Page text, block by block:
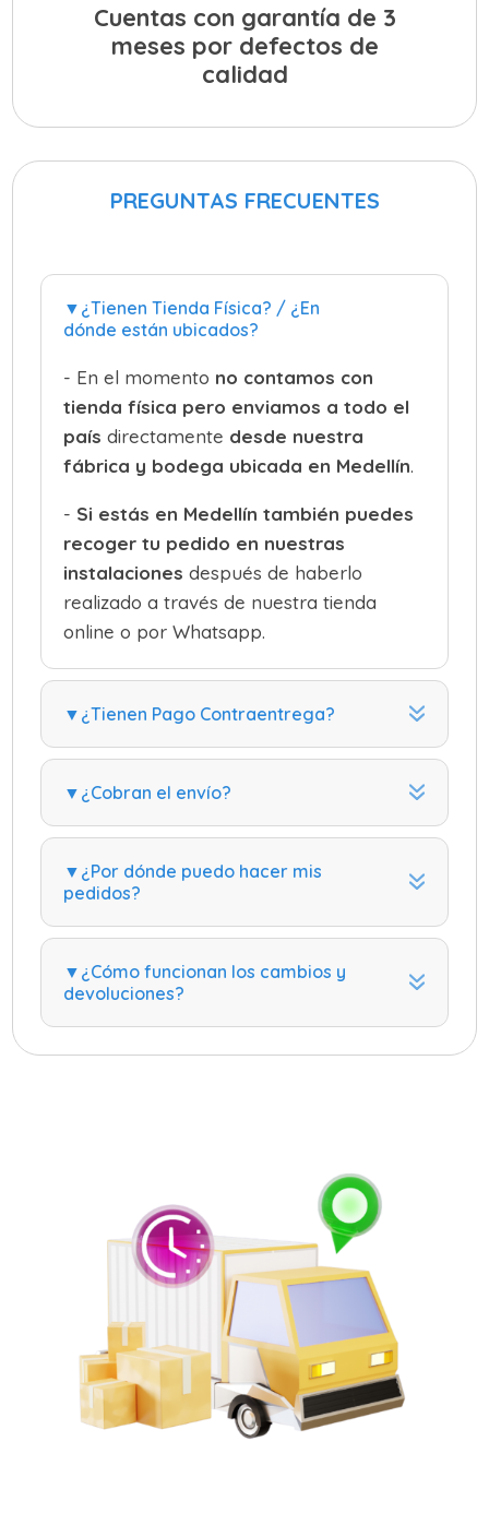
Cuentas con garantía de 3
meses por defectos de
calidad
PREGUNTAS FRECUENTES
▼¿Tienen Tienda Física? / ¿En
dónde están ubicados?
- En el momento no contamos con
tienda física pero enviamos a todo el
país directamente desde nuestra
fábrica y bodega ubicada en Medellín.
- Si estás en Medellín también puedes
recoger tu pedido en nuestras
instalaciones después de haberlo
realizado a través de nuestra tienda
online o por Whatsapp.
▼¿Tienen Pago Contraentrega?
▼¿Cobran el envío?
▼¿Por dónde puedo hacer mis
pedidos?
▼¿Cómo funcionan los cambios y
devoluciones?